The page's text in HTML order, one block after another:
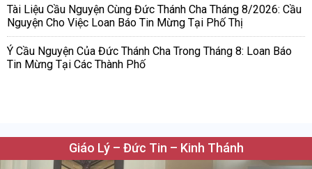
Tài Liệu Cầu Nguyện Cùng Đức Thánh Cha Tháng 8/2026: Cầu
Nguyện Cho Việc Loan Báo Tin Mừng Tại Phố Thị
Ý Cầu Nguyện Của Đức Thánh Cha Trong Tháng 8: Loan Báo
Tin Mừng Tại Các Thành Phố
Giáo Lý – Đức Tin – Kinh Thánh